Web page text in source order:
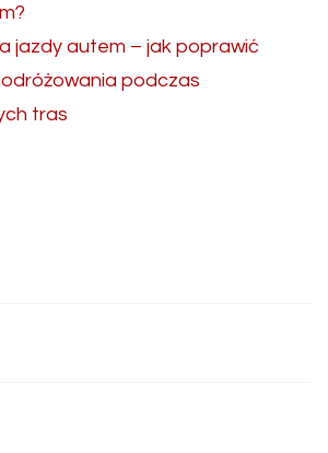
jazdy autem – jak poprawić
podczas
tras